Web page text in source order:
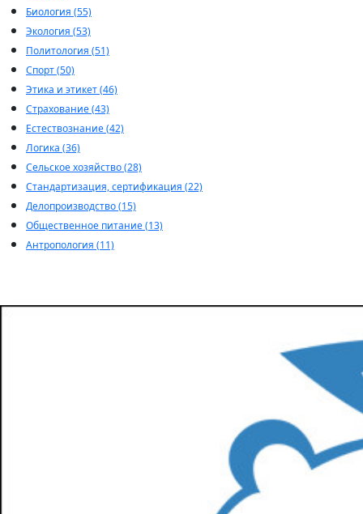
Биология (55)
Экология (53)
Политология (51)
Спорт (50)
Этика и этикет (46)
Страхование (43)
Естествознание (42)
Логика (36)
Сельское хозяйство (28)
Стандартизация, сертификация (22)
Делопроизводство (15)
Общественное питание (13)
Антропология (11)